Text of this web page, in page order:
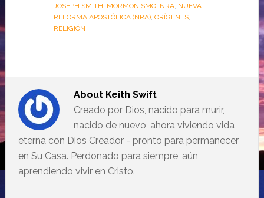
JOSEPH SMITH, MORMONISMO, NRA, NUEVA
REFORMA APOSTÓLICA (NRA), ORÍGENES,
RELIGIÓN
About Keith Swift
Creado por Dios, nacido para murir,
nacido de nuevo, ahora viviendo vida
eterna con Dios Creador - pronto para permanecer
en Su Casa. Perdonado para siempre, aún
aprendiendo vivir en Cristo.